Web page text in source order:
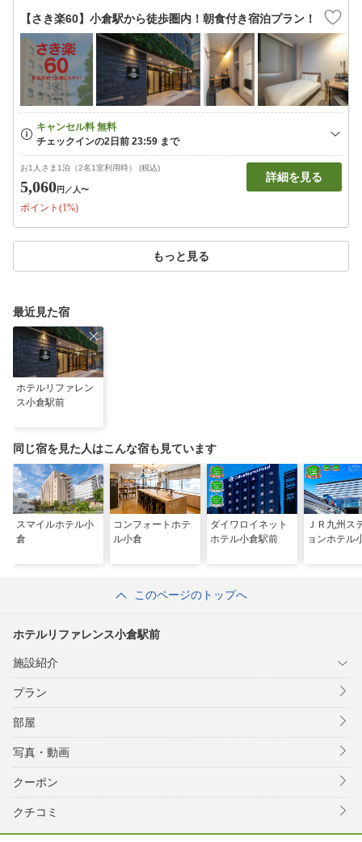
【さき楽60】小倉駅から徒歩圏内！朝食付き宿泊プラン！
お1人さま1泊（2名1室利用時） (税込)
5,060円 ／人〜
ポイント(1%)
詳細を見る
もっと見る
最近見た宿
ホテルリファレン
ス小倉駅前
同じ宿を見た人はこんな宿も見ています
スマイルホテル小
倉
コンフォートホテ
ル小倉
ダイワロイネット
ホテル小倉駅前
ＪＲ九州ス
ョンホテル
このページのトップへ
ホテルリファレンス小倉駅前
施設紹介
プラン
部屋
写真・動画
クーポン
クチコミ